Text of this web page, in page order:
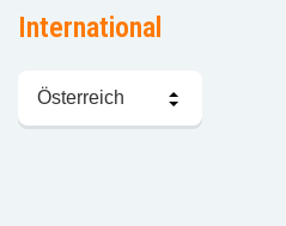
International
Sprache
wählen